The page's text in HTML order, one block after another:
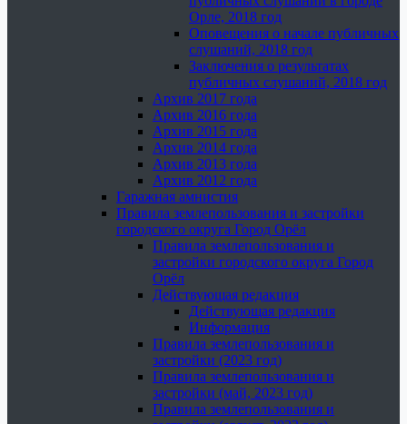
Орле, 2018 год
Оповещения о начале публичных
слушаний, 2018 год
Заключения о результатах
публичных слушаний, 2018 год
Архив 2017 года
Архив 2016 года
Архив 2015 года
Архив 2014 года
Архив 2013 года
Архив 2012 года
Гаражная амнистия
Правила землепользования и застройки
городского округа Город Орёл
Правила землепользования и
застройки городского округа Город
Орёл
Действующая редакция
Действующая редакция
Информация
Правила землепользования и
застройки (2023 год)
Правила землепользования и
застройки (май, 2023 год)
Правила землепользования и